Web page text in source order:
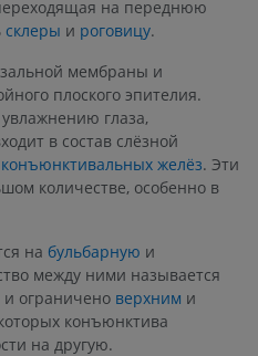
на переднюю
склеры и роговицу.
мембраны и
плоского эпителия.
увлажнению глаза,
в состав слёзной
конъюнктивальных желёз. Эти
количестве, особенно в
на бульбарную и
между ними называется
и ограничено верхним и
конъюнктива
на другую.